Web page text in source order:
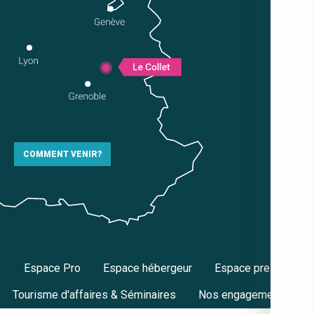
COMMENT VENIR?
Espace Pro Espace hébergeur Espace presse
Tourisme d'affaires & Séminaires Nos engagements